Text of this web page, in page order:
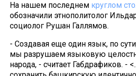
На нашем последнем круглом
обозначили этнополитолог
социолог Рушан Галлямов.
- Создавая еще один язык, по
мы разрушаем языковую
народа, - считает Габдрафиков. -